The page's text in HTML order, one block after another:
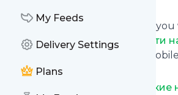
My Feeds
Delivery Settings
Plans
Click on “Follow” and decide if
from Кировоградские новости
RSS, as email newsletter, via
personal news page.
Кировоградские